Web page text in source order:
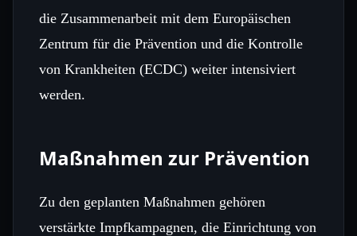
die Zusammenarbeit mit dem Europäischen
Zentrum für die Prävention und die Kontrolle
von Krankheiten (ECDC) weiter intensiviert
werden.
Maßnahmen zur Prävention
Zu den geplanten Maßnahmen gehören
verstärkte Impfkampagnen, die Einrichtung von